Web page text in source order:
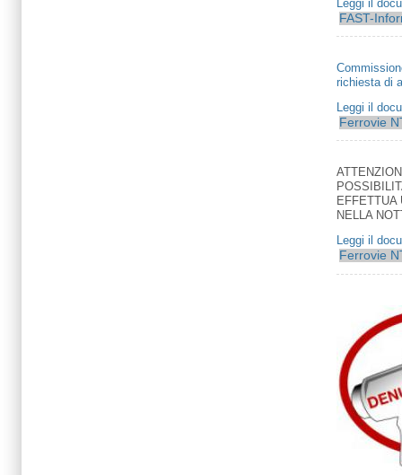
Leggi il
FAST-
richiesta di
Leggi il
Ferrovie
EFFETTUA
NELLA
Leggi il
Ferrovie